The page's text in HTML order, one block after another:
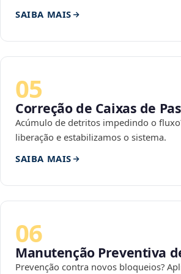
SAIBA MAIS
05
Correção de Caixas de
Acúmulo de detritos impedindo o
liberação e estabilizamos o sistema.
SAIBA MAIS
06
Manutenção Preventiva
Prevenção contra novos bloqueios?